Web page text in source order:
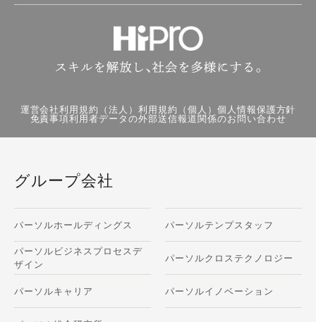
運営会社利用規約（法人）利用規約（個人） 個人情報保護方針
免責事項利用者データの外部送信報道関係のお問い合わせ
グループ会社
パーソルホールディングス パーソルテンプスタッフ
パーソルビジネスプロセスデ
ザイン
パーソルクロステクノロジー
パーソルキャリア パーソルイノベーション